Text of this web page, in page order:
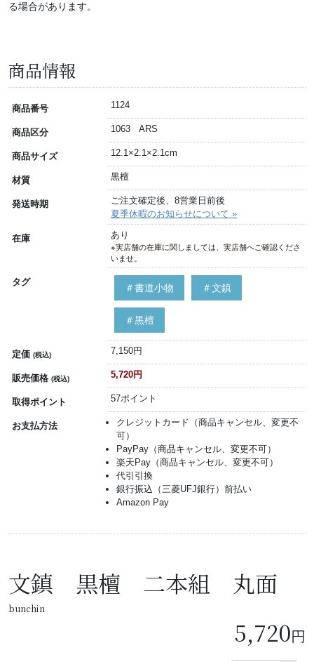
る場合があります。
商品情報
商品番号 1124
商品区分 1063 ARS
商品サイズ 12.1×2.1×2.1cm
材質 黒檀
発送時期
ご注文確定後、8営業日前後
夏季休暇のお知らせについて »
在庫 あり
※実店舗の在庫に関しましては、実店舗へご確認くださ
いませ。
タグ
＃書道小物 ＃文鎮
＃黒檀
定価 (税込) 7,150円
販売価格 (税込) 5,720円
取得ポイント 57ポイント
お支払方法
クレジットカード（商品キャンセル、変更不
可）
PayPay（商品キャンセル、変更不可）
楽天Pay（商品キャンセル、変更不可）
代引引換
銀行振込（三菱UFJ銀行）前払い
Amazon Pay
文鎮 黒檀 二本組 丸面
bunchin
5,720円